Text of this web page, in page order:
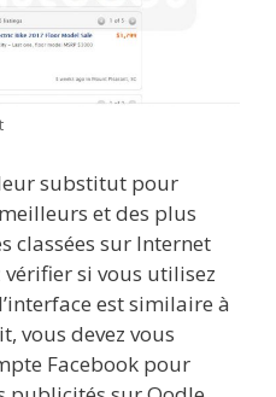
substitut pour
meilleurs et des plus
classées sur Internet
vérifier si vous utilisez
est similaire à
vous devez vous
Facebook pour